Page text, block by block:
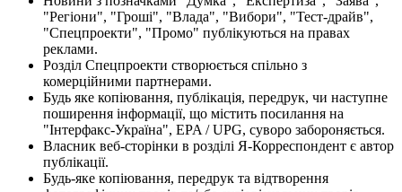
"Регіони", "Гроші", "Влада", "Вибори", "Тест-драйв",
"Спецпроекти", "Промо" публікуються на правах
реклами.
Розділ Спецпроекти створюється спільно з
комерційними партнерами.
Будь яке копіювання, публікація, передрук, чи наступне
поширення інформації, що містить посилання на
"Інтерфакс-Україна", EPA / UPG, суворо забороняється.
Власник веб-сторінки в розділі Я-Корреспондент є автор
публікації.
Будь-яке копіювання, передрук та відтворення